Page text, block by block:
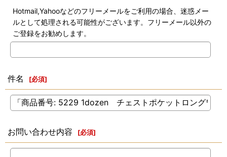
Hotmail,Yahooなどのフリーメールをご利用の場合、迷惑メー
ルとして処理される可能性がございます。フリーメール以外の
ご登録をお勧めします。
件名 [必須]
お問い合わせ内容 [必須]